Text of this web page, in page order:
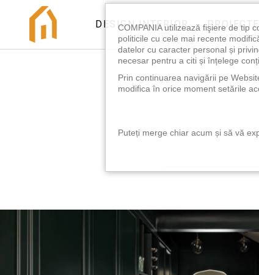
DESIGN INTERIOR
COMPANIA utilizează fişiere de tip
politicile cu cele mai recente
datelor cu caracter personal și
necesar pentru a citi și înțelege
Prin continuarea navigării pe
modifica în orice moment setările
Puteți merge chiar acum și să vă